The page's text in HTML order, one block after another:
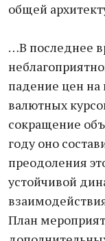
общей
…В последнее
падение цен на
валютных
сокращение
году оно
преодоления
устойчивой
План